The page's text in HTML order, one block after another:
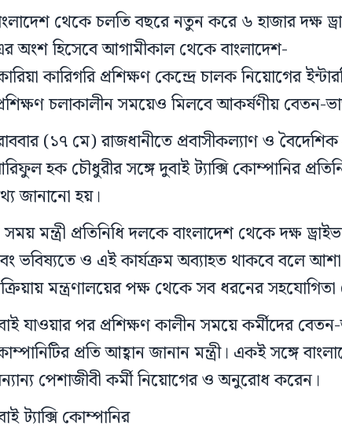
থেকে চলতি বছরে নতুন করে ৬ হাজার দক্ষ
অংশ হিসেবে আগামীকাল থেকে বাংলাদেশ-
কারিগরি প্রশিক্ষণ কেন্দ্রে চালক নিয়োগের
চলাকালীন সময়েও মিলবে আকর্ষণীয় বেতন-
(১৭ মে) রাজধানীতে প্রবাসীকল্যাণ ও বৈদেশিক
হক চৌধুরীর সঙ্গে দুবাই ট্যাক্সি কোম্পানির
জানানো হয়।
মন্ত্রী প্রতিনিধি দলকে বাংলাদেশ থেকে দক্ষ
ভবিষ্যতে ও এই কার্যক্রম অব্যাহত থাকবে বলে
মন্ত্রণালয়ের পক্ষ থেকে সব ধরনের
যাওয়ার পর প্রশিক্ষণ কালীন সময়ে কর্মীদের
প্রতি আহ্বান জানান মন্ত্রী। একই সঙ্গে
পেশাজীবী কর্মী নিয়োগের ও অনুরোধ করেন।
ট্যাক্সি কোম্পানির